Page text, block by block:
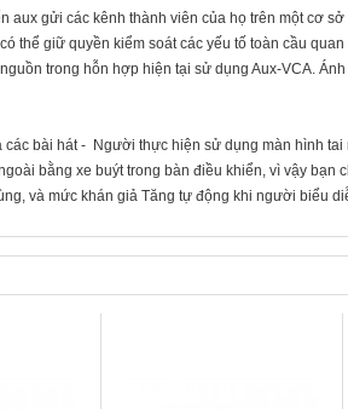
aux gửi các kênh thành viên của họ trên một cơ
thể giữ quyền kiểm soát các yếu tố toàn cầu
trong hỗn hợp hiện tại sử dụng Aux-VCA.
bài hát - Người thực hiện sử dụng màn hình
bằng xe buýt trong bàn điều khiển, vì vậy bạn
và mức khán giả Tăng tự động khi người biểu